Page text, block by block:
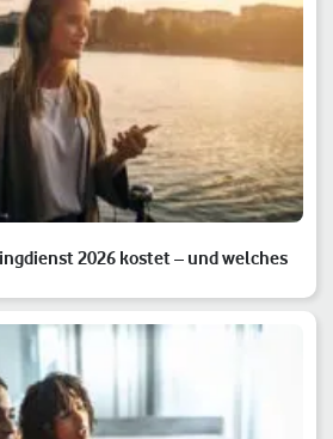
2026 kostet – und welches